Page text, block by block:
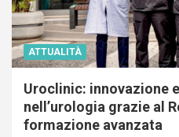
ATTUALITÀ
Uroclinic: innovazione
nell’urologia grazie al
formazione avanzata